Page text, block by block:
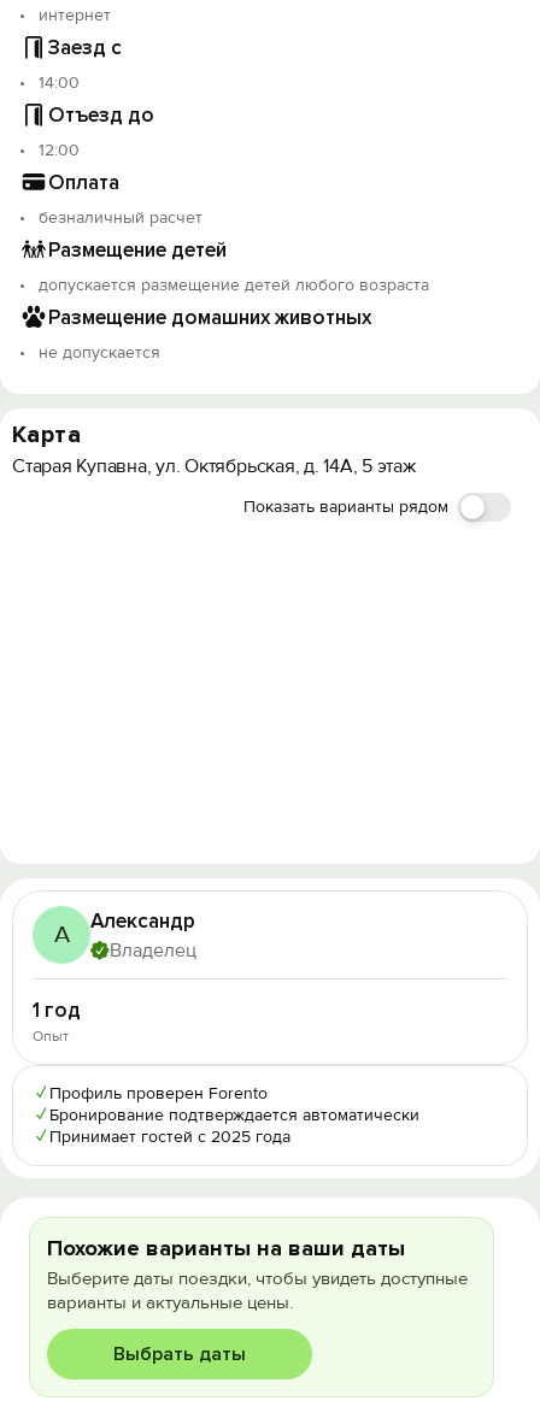
интернет
Заезд с
14:00
Отъезд до
12:00
Оплата
безналичный расчет
Размещение детей
допускается размещение детей любого возраста
Размещение домашних животных
не допускается
Карта
Старая Купавна, ул. Октябрьская, д. 14А, 5 этаж
Показать варианты рядом
А Александр
Владелец
1 год
Опыт
✓ Профиль проверен Forento
✓ Бронирование подтверждается автоматически
✓ Принимает гостей с 2025 года
Похожие варианты на ваши даты
Выберите даты поездки, чтобы увидеть доступные
варианты и актуальные цены.
Выбрать даты